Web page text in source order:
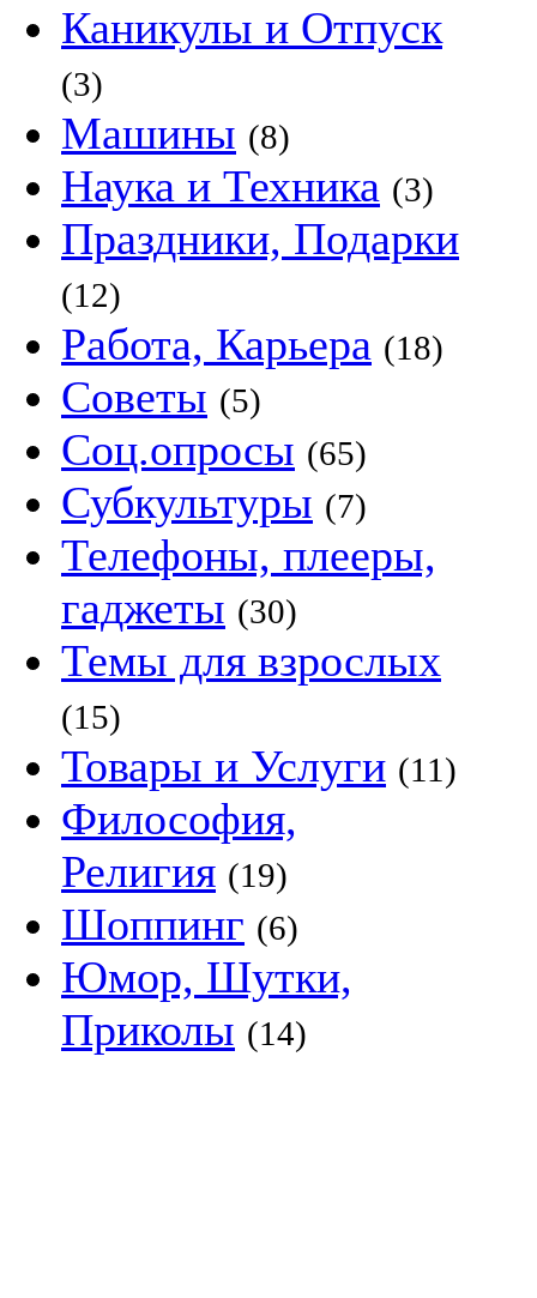
Каникулы и Отпуск
(3)
Машины (8)
Наука и Техника (3)
Праздники, Подарки
(12)
Работа, Карьера (18)
Советы (5)
Соц.опросы (65)
Субкультуры (7)
Телефоны, плееры,
гаджеты (30)
Темы для взрослых
(15)
Товары и Услуги (11)
Философия,
Религия (19)
Шоппинг (6)
Юмор, Шутки,
Приколы (14)